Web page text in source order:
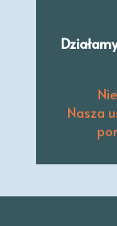
Nasza